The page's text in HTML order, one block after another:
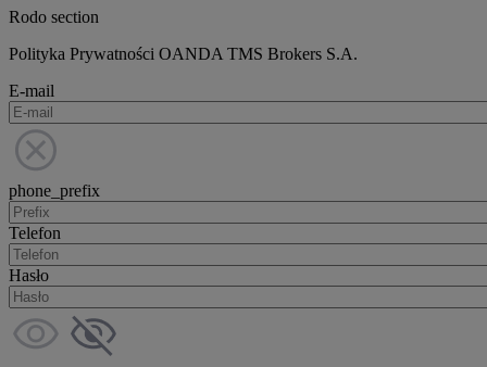
Rodo section
Polityka Prywatności OANDA TMS Brokers S.A.
E-mail
phone_prefix
Telefon
Hasło